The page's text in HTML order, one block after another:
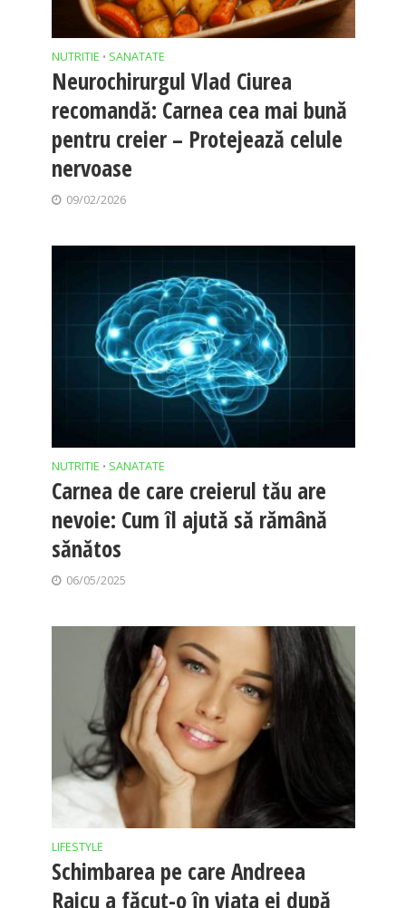
NUTRITIE • SANATATE
Neurochirurgul Vlad Ciurea
recomandă: Carnea cea mai bună
pentru creier – Protejează celule
nervoase
09/02/2026
NUTRITIE • SANATATE
Carnea de care creierul tău are
nevoie: Cum îl ajută să rămână
sănătos
06/05/2025
LIFESTYLE
Schimbarea pe care Andreea
Raicu a făcut-o în viața ei după